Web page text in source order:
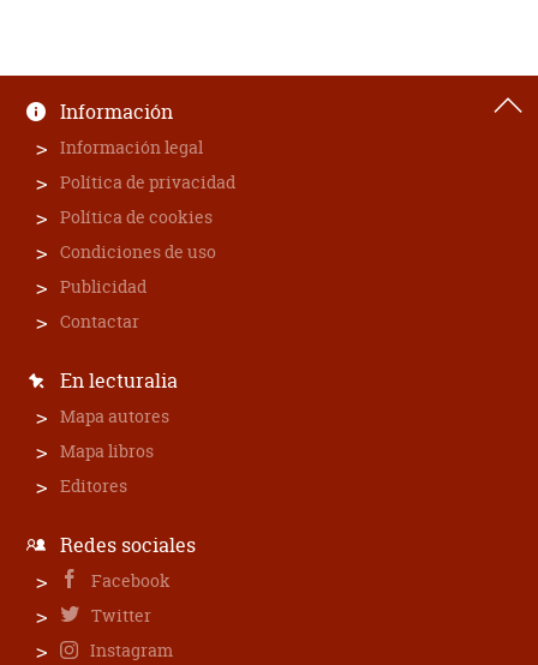
Información
Información legal
Política de privacidad
Política de cookies
Condiciones de uso
Publicidad
Contactar
En lecturalia
Mapa autores
Mapa libros
Editores
Redes sociales
Facebook
Twitter
Instagram